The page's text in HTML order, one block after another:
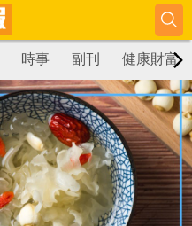
時事 副刊 健康財富